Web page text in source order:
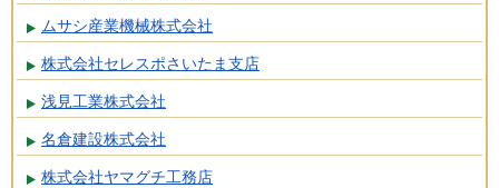
ムサシ産業機械株式会社
株式会社セレスポさいたま支店
浅見工業株式会社
名倉建設株式会社
株式会社ヤマグチ工務店